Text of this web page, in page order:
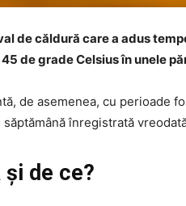
de căldură care a adus
de grade Celsius în unele
de asemenea, cu perioade
înregistrată
și de ce?